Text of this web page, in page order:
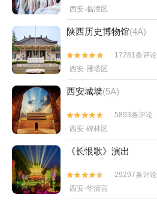
西安·临潼区
陕西历史博物馆(4A)


17281条评论
西安·雁塔区
西安城墙(5A)


5893条评论
西安·碑林区
《长恨歌》演出


29297条评论
西安·华清宫